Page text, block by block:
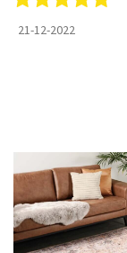
21-12-2022